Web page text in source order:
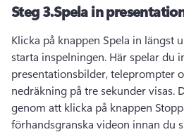
Steg 3.Spela in
Klicka på knappen Spela in längst
starta inspelningen. Här spelar du
presentationsbilder, teleprompter
nedräkning på tre sekunder visas.
genom att klicka på knappen
förhandsgranska videon innan du